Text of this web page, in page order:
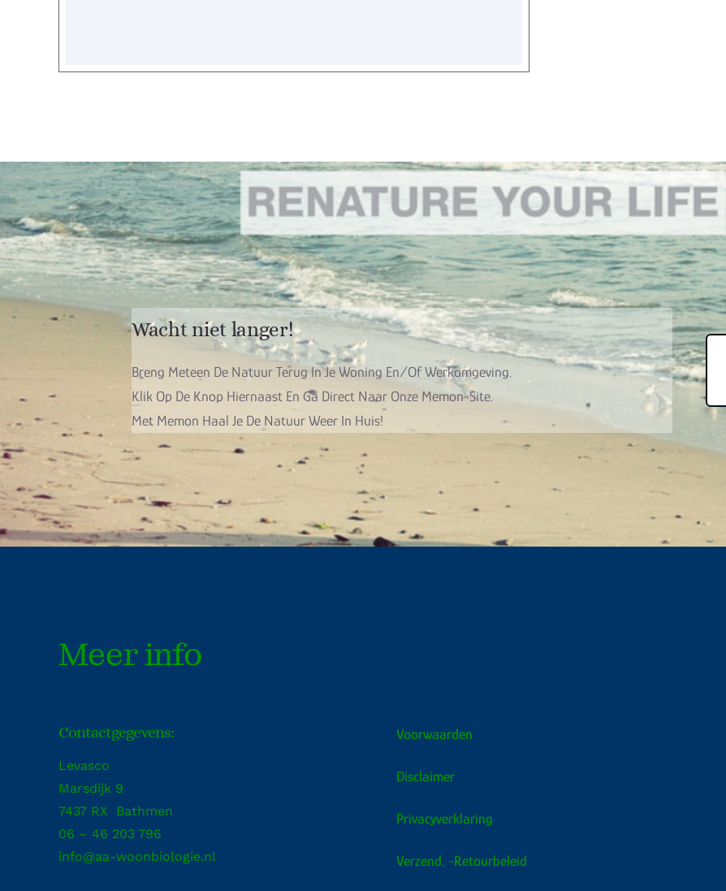
Wacht niet langer!
Breng Meteen De Natuur Terug In Je Woning En/of Werkomgeving.
Klik Op De Knop Hiernaast En Ga Direct Naar Onze Memon-Site.
Met Memon Haal Je De Natuur Weer In Huis!
Meer info
Contactgegevens:
Levasco
Marsdijk 9
7437 RX Bathmen
06 – 46 203 796
info@aa-woonbiologie.nl
Voorwaarden
Disclaimer
Privacyverklaring
Verzend, -retourbeleid